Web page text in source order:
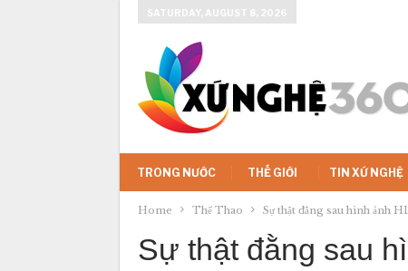
SATURDAY, AUGUST 8, 2026
TRONG NƯỚC THẾ GIỚI TIN XỨ NGHỆ
Home Thể Thao Sự thật đằng sau hình ảnh
Sự thật đằng sau